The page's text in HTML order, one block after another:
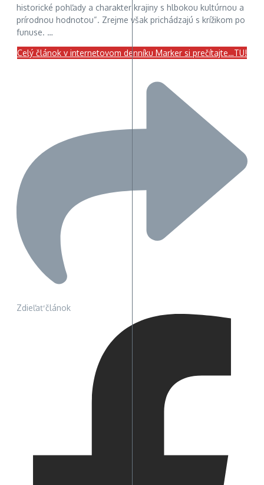
historické pohľady a charakter krajiny s hlbokou kultúrnou a
prírodnou hodnotou“. Zrejme však prichádzajú s krížikom po
funuse. …
Celý článok v internetovom denníku Marker si prečítajte…TU!
Zdieľať článok